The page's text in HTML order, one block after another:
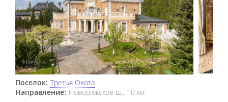
Поселок: Третья Охота
Направление: Новорижское ш., 10 км